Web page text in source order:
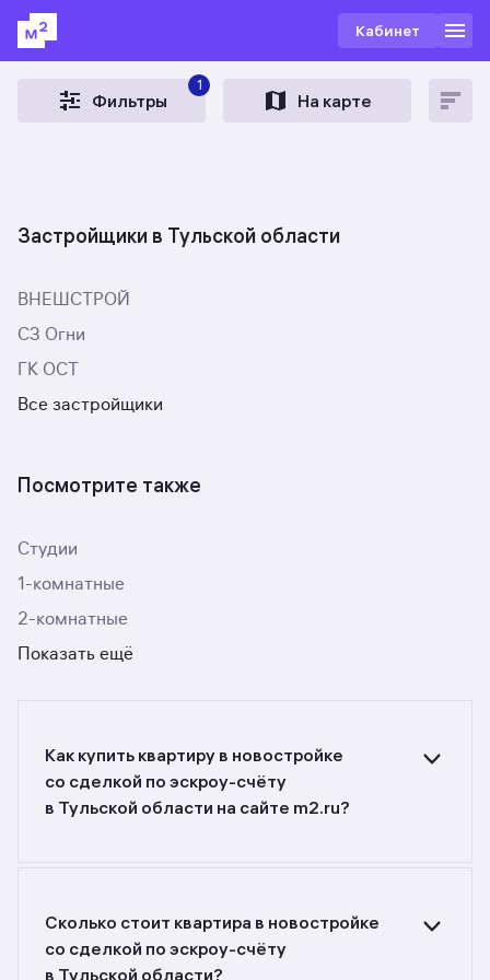
Кабинет
Фильтры
1
На карте
Застройщики в Тульской области
ВНЕШСТРОЙ
СЗ Огни
ГК ОСТ
Все застройщики
Посмотрите также
Студии
1-комнатные
2-комнатные
Показать ещё
Как купить квартиру в новостройке
со сделкой по эскроу-счёту
в Тульской области на сайте m2.ru?
фильтрами или поиском в разделе.
Сколько стоит квартира в новостройке
со сделкой по эскроу-счёту
в Тульской области?